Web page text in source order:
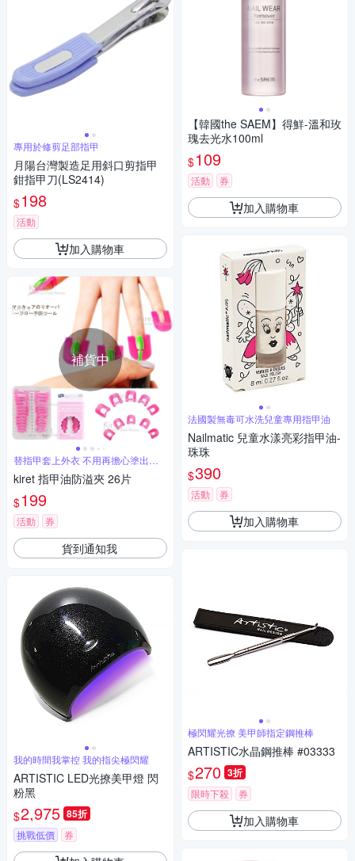
專用於修剪足部指甲
月陽台灣製造足用斜口剪指甲
鉗指甲刀(LS2414)
$198
活動
加入購物車
補貨中
替指甲套上外衣 不用再擔心塗出去
了
kiret 指甲油防溢夾 26片
$199
活動 券
貨到通知我
我的時間我掌控 我的指尖極閃耀
ARTISTIC LED光撩美甲燈 閃
粉黑
$2,975 85折
挑戰低價 券
【韓國the SAEM】得鮮-溫和玫
瑰去光水100ml
$109
活動 券
加入購物車
法國製無毒可水洗兒童專用指甲油
Nailmatic 兒童水漾亮彩指甲油-
珠珠
$390
活動 券
加入購物車
極閃耀光撩 美甲師指定鋼推棒
ARTISTIC水晶鋼推棒 #03333
$270 3折
限時下殺 券
加入購物車